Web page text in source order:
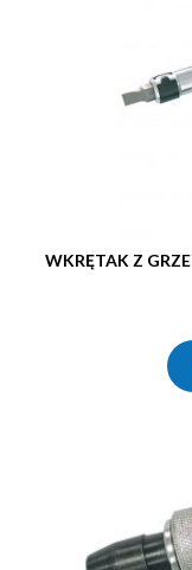
WKRĘTAK Z GRZECHOTKĄ + 12SZT KOŃCÓWEK CR-V,